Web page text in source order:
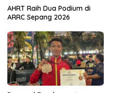
AHRT Raih Dua Podium di
ARRC Sepang 2026